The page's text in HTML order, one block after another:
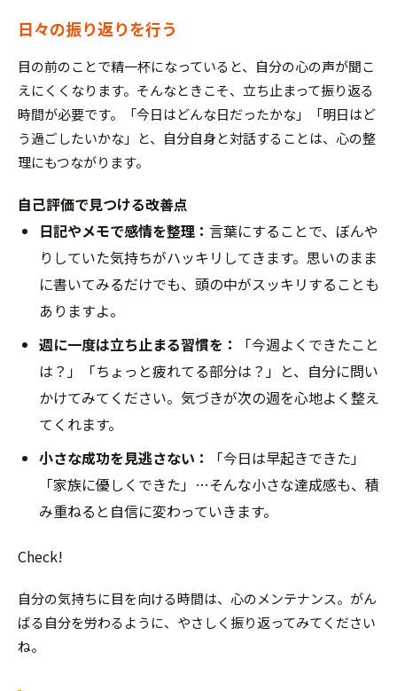
日々の振り返りを行う
目の前のことで精一杯になっていると、自分の心の声が聞こ
えにくくなります。そんなときこそ、立ち止まって振り返る
時間が必要です。「今日はどんな日だったかな」「明日はど
う過ごしたいかな」と、自分自身と対話することは、心の整
理にもつながります。
自己評価で見つける改善点
日記やメモで感情を整理： 言葉にすることで、ぼんや
りしていた気持ちがハッキリしてきます。思いのまま
に書いてみるだけでも、頭の中がスッキリすることも
ありますよ。
週に一度は立ち止まる習慣を：
「今週よくできたこと
は？」「ちょっと疲れてる部分は？」と、自分に問い
かけてみてください。気づきが次の週を心地よく整え
てくれます。
小さな成功を見逃さない：
「今日は早起きできた」
「家族に優しくできた」…そんな小さな達成感も、積
み重ねると自信に変わっていきます。
Check!
自分の気持ちに目を向ける時間は、心のメンテナンス。がん
ばる自分を労わるように、やさしく振り返ってみてください
ね。